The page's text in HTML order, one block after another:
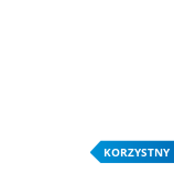
KORZYSTNY